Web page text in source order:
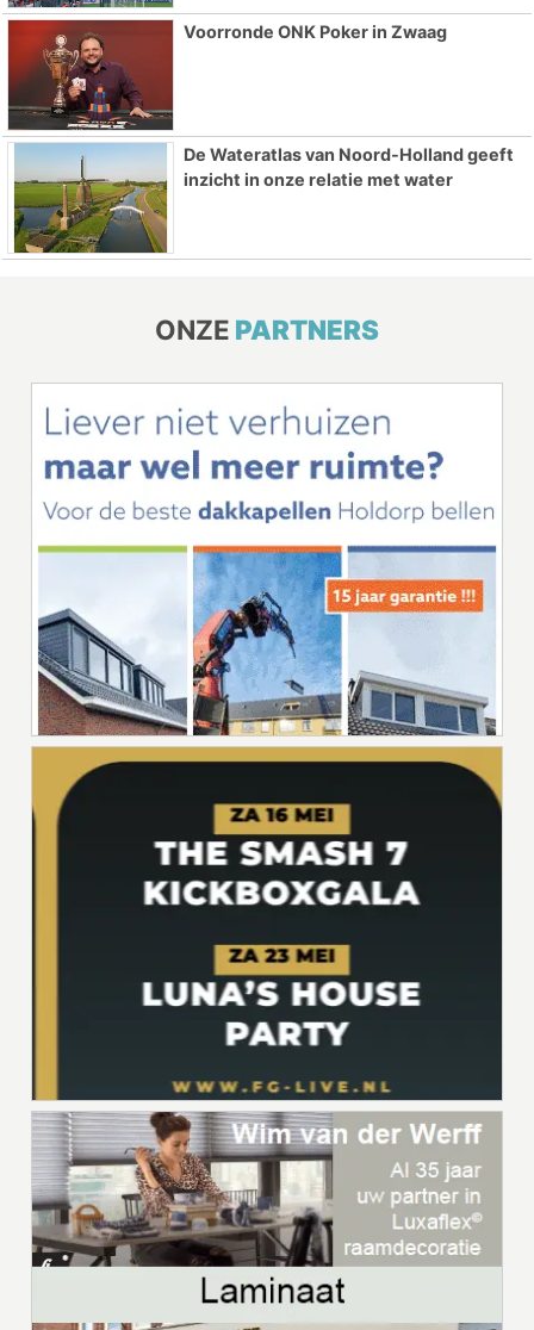
Voorronde ONK Poker in Zwaag
De Wateratlas van Noord-Holland geeft
inzicht in onze relatie met water
ONZE PARTNERS